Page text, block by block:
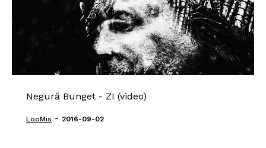
Negură Bunget - ZI (video)
LooMis - 2016-09-02